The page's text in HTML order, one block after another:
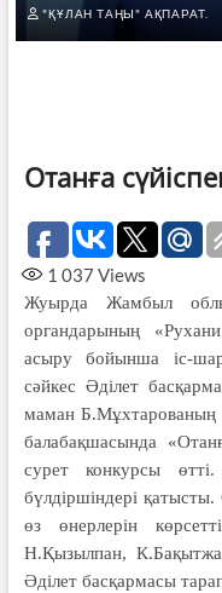
"ҚҰЛАН ТАҢЫ" АҚПАРАТ.
Отанға
1 037 Views
Жуырда Жамбыл
органдарының
асыру бойынша іс-
сәйкес Әділет
маман Б.Мұхтарованың
балабақшасында
сурет конкурсы
бүлдіршіндері
өз өнерлерін
Н.Қызылпан,
Әділет басқармасы